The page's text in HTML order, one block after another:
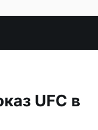
UFC в